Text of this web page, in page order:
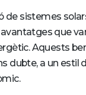
de sistemes
que
Aquests
dubte, a un estil